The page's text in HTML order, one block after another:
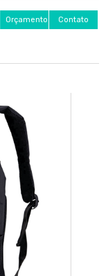
Orçamento Contato